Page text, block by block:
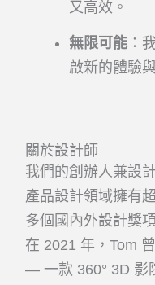
又高效。
無限可能 ：
啟新的體驗
關於設計師
我們的創辦人兼設
產品設計領域擁有
多個國內外設計獎
在 2021 年，Tom
— 一款 360° 3D 影